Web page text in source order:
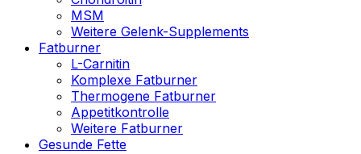
MSM
Weitere Gelenk-Supplements
Fatburner
L-Carnitin
Komplexe Fatburner
Thermogene Fatburner
Appetitkontrolle
Weitere Fatburner
Gesunde Fette